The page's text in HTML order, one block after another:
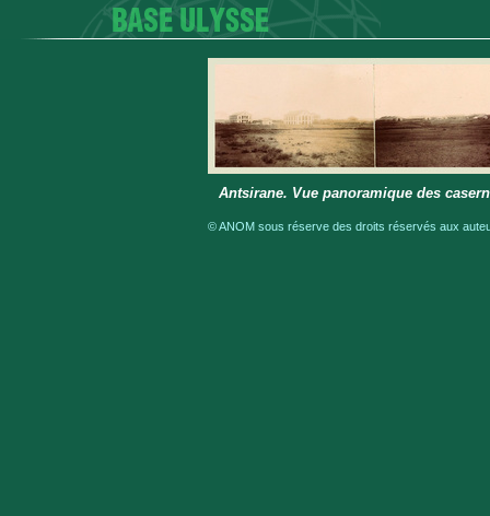
Antsirane. Vue panoramique des
© ANOM sous réserve des droits réservés aux